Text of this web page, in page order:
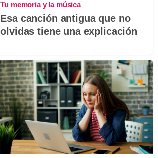
Tu memoria y la música
Esa canción antigua que no
olvidas tiene una explicación